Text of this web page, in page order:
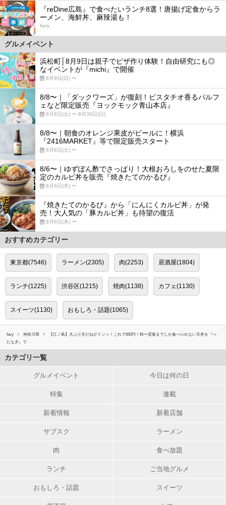
5
『reDine広島』で食べたいランチ8選！唐揚げ定食からラ
ーメン、海鮮丼、麻辣湯も！
favy
グルメイベント
浜松町│8月9日は親子でピザ作り体験！自由研究にも◎
なイベントが『michi』で開催
8月9日(日) 〜
8/8〜｜「ダックワーズ」が復刻！ピスタチオ香るパルフ
ェなど限定販売『ヨックモック青山本店』
8月8日(土) 〜 8月30日(日)
8/8〜｜朝食のオレンジ果皮がビールに！横浜
『2416MARKET』等で限定販売スタート
8月8日(土) 〜
8/6〜｜ゆずぽん酢でさっぱり！大根おろしをのせた夏限
定のカルビ丼を販売『焼きたてのかるび』
8月6日(木) 〜
『焼きたてのかるび』から「にんにくカルビ丼」が発
売！大人気の「豚カルビ丼」も待望の復活
8月6日(木) 〜
おすすめカテゴリー
東京都(7546) ラーメン(2305) 肉(2253) 居酒屋(1804)
ランチ(1225) 渋谷区(1215) 焼肉(1138) カフェ(1130)
スイーツ(1130) おもしろ・話題(1065)
favy 神奈川県
【江ノ島】大ぶり天だねがドンッ！これで650円！秋〜翌春までしか食べられない天丼を『べ
たなぎ』で
カテゴリ一覧
グルメイベント 今日は何の日
特集 連載
新着情報 新着店舗
サブスク ラーメン
肉 食べ放題
ランチ ご当地グルメ
おもしろ・話題 スイーツ